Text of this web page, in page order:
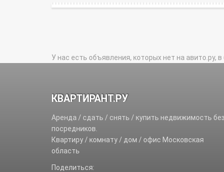
У нас есть объявления, которых нет на авито.ру,
КВАРТИРАНТ.РУ
Аренда / сдать / снять / купить недвижимость без
посредников.
Квартиру / комнату / дом / офис Московская
область
Поделиться: